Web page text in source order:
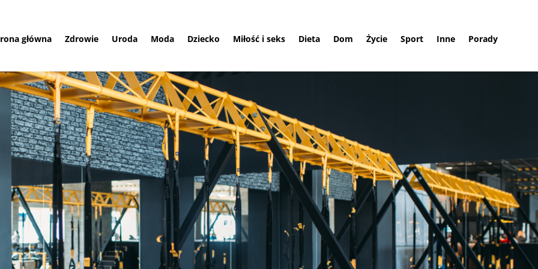
główna Zdrowie Uroda Moda Dziecko Miłość i seks Dieta Dom Życie Sport Inne Porady